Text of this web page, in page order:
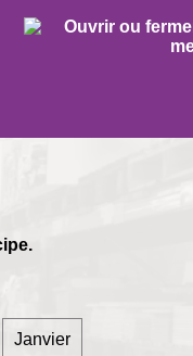
Janvier